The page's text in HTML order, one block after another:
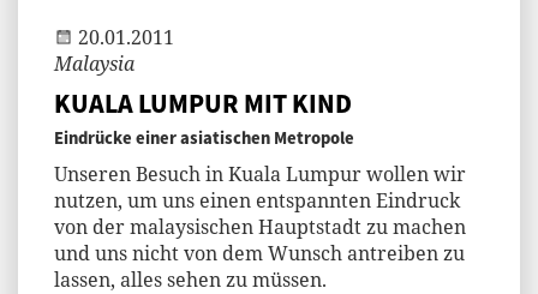
20.01.2011
Malaysia
KUALA LUMPUR MIT KIND
Eindrücke einer asiatischen Metropole
Unseren Besuch in Kuala Lumpur wollen wir
nutzen, um uns einen entspannten Eindruck
von der malaysischen Hauptstadt zu machen
und uns nicht von dem Wunsch antreiben zu
lassen, alles sehen zu müssen.